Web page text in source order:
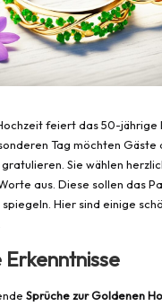
feiert das 50-jährige
Tag möchten Gäste
Sie wählen
aus. Diese sollen das
Hier sind einige
Sprüche zur Goldenen